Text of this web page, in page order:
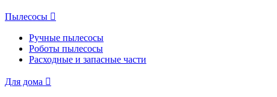
Пылесосы
Ручные пылесосы
Роботы пылесосы
Расходные и запасные части
Для дома